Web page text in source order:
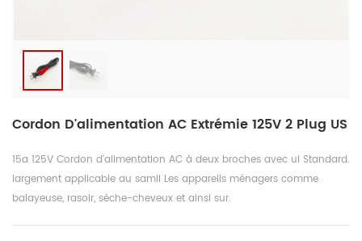
Cordon D'alimentation AC Extrémie 125V 2 Plug US
15a 125V Cordon d'alimentation AC à deux broches avec ul Standard.
largement applicable au samll Les appareils ménagers comme
balayeuse, rasoir, sèche-cheveux et ainsi sur.